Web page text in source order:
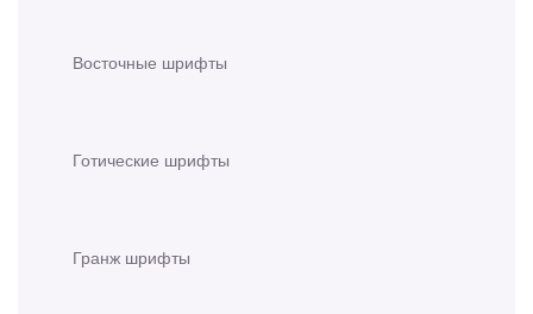
Восточные шрифты
Готические шрифты
Гранж шрифты